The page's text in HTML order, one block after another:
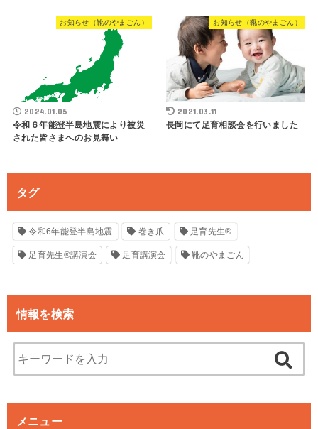
お知らせ（靴のやまごん）
2024.01.05
令和６年能登半島地震により被災
された皆さまへのお見舞い
お知らせ（靴のやまごん）
2021.03.11
長岡にて足育相談会を行いました
タグ
令和6年能登半島地震 巻き爪 足育先生®
足育先生®講演会 足育講演会 靴のやまごん
情報を検索
メニュー